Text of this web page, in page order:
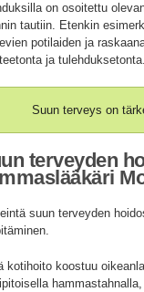
on osoitettu
tautiin. Etenkin
potilaiden ja
ja tulehduksetonta.
Suun terveys on
terveyden
suun terveyden
kotihoito koostuu